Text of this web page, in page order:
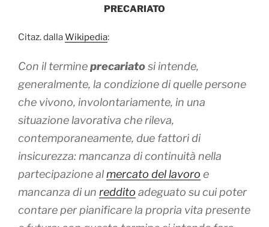
PRECARIATO
Citaz. dallaWikipedia:
Con il termineprecariatosi intende,
generalmente, la condizione di quelle persone
che vivono, involontariamente, in una
situazione lavorativa che rileva,
contemporaneamente, due fattori di
insicurezza: mancanza di continuità nella
partecipazione almercato del lavoro e
mancanza di un reddito adeguato su cui poter
contare per pianificare la propria vita presente